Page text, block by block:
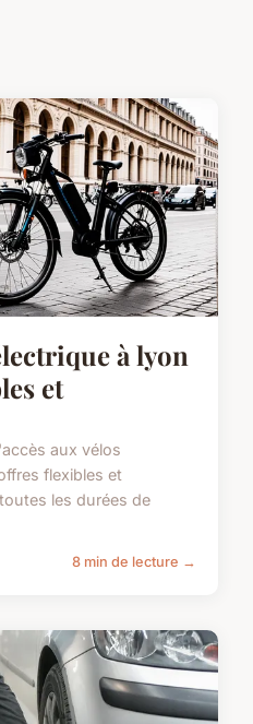
à lyon
et
aux vélos
flexibles et
les durées de
8 min de lecture →